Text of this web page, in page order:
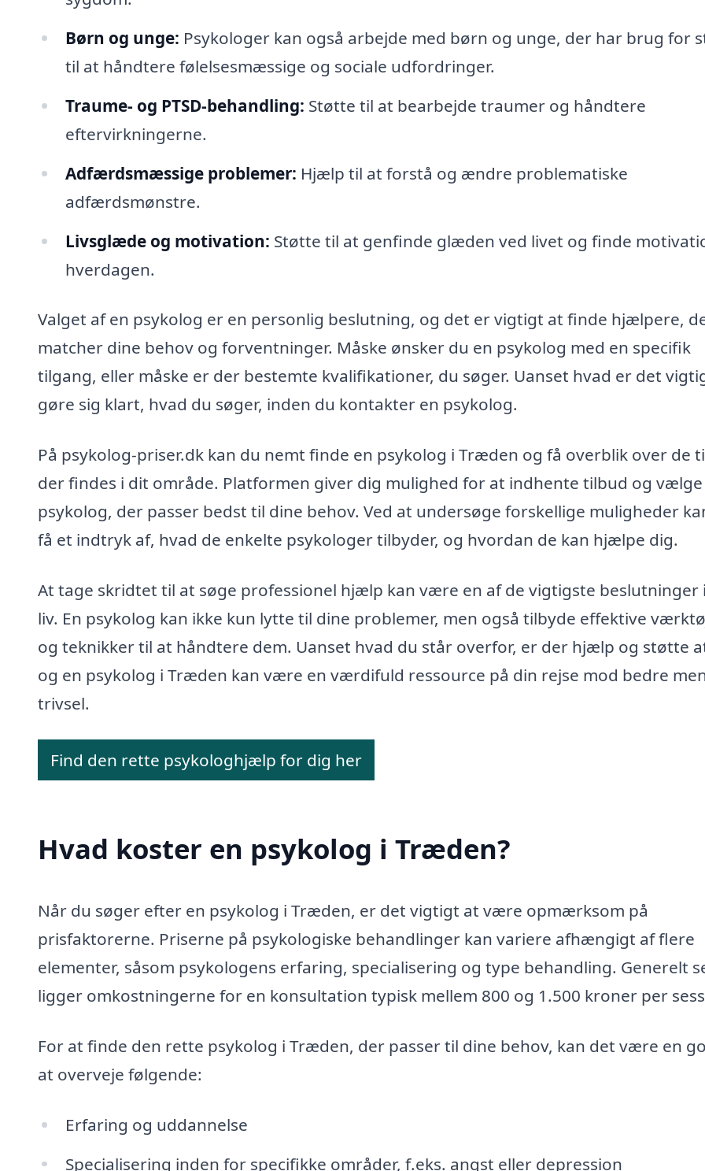
Børn og unge: Psykologer kan også arbejde med børn og unge, der har brug for
til at håndtere følelsesmæssige og sociale udfordringer.
Traume- og PTSD-behandling: Støtte til at bearbejde traumer og håndtere
eftervirkningerne.
Adfærdsmæssige problemer: Hjælp til at forstå og ændre problematiske
adfærdsmønstre.
Livsglæde og motivation: Støtte til at genfinde glæden ved livet og finde
hverdagen.
Valget af en psykolog er en personlig beslutning, og det er vigtigt at finde hjælpere,
matcher dine behov og forventninger. Måske ønsker du en psykolog med en specifik
tilgang, eller måske er der bestemte kvalifikationer, du søger. Uanset hvad er det
gøre sig klart, hvad du søger, inden du kontakter en psykolog.
På psykolog-priser.dk kan du nemt finde en psykolog i Træden og få overblik over de
der findes i dit område. Platformen giver dig mulighed for at indhente tilbud og
psykolog, der passer bedst til dine behov. Ved at undersøge forskellige muligheder
få et indtryk af, hvad de enkelte psykologer tilbyder, og hvordan de kan hjælpe dig.
At tage skridtet til at søge professionel hjælp kan være en af de vigtigste beslutninger
liv. En psykolog kan ikke kun lytte til dine problemer, men også tilbyde effektive
og teknikker til at håndtere dem. Uanset hvad du står overfor, er der hjælp og støtte
og en psykolog i Træden kan være en værdifuld ressource på din rejse mod bedre
trivsel.
Find den rette psykologhjælp for dig her
Hvad koster en psykolog i Træden?
Når du søger efter en psykolog i Træden, er det vigtigt at være opmærksom på
prisfaktorerne. Priserne på psykologiske behandlinger kan variere afhængigt af flere
elementer, såsom psykologens erfaring, specialisering og type behandling. Generelt
ligger omkostningerne for en konsultation typisk mellem 800 og 1.500 kroner per
For at finde den rette psykolog i Træden, der passer til dine behov, kan det være en
at overveje følgende:
Erfaring og uddannelse
Specialisering inden for specifikke områder, f.eks. angst eller depression